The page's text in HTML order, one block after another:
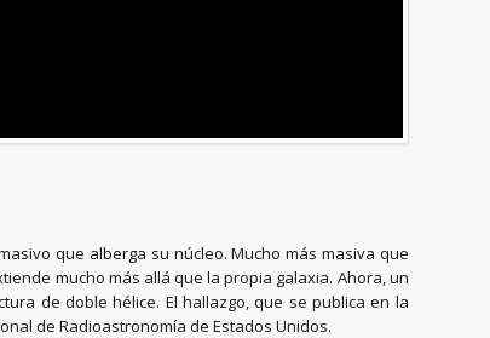
que alberga su núcleo. Mucho más masiva que
mucho más allá que la propia galaxia. Ahora, un
de doble hélice. El hallazgo, que se publica en la
de Radioastronomía de Estados Unidos.